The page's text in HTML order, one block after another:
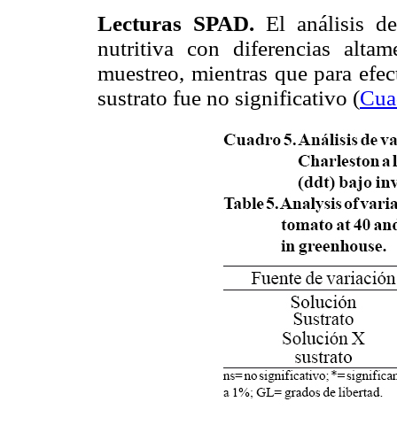
Lecturas SPAD. El análisis
nutritiva con diferencias
muestreo, mientras que para
sustrato fue no significativo (